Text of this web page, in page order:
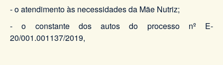
- o atendimento às necessidades da Mãe Nutriz;
- o constante dos autos do processo nº E-
20/001.001137/2019,